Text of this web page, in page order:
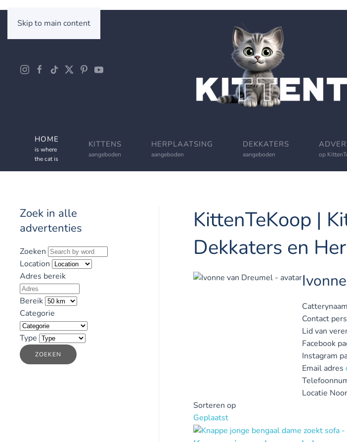
Skip to main content
HOME
is where
the cat is
KITTENS
aangeboden
HERPLAATSING
aangeboden
DEKKATERS
aangeboden op
KittenTeKoop |
Dekkaters en
Catterynaam
Contact
Lid van
Facebook
Instagram
Email adres
Locatie
Sorteren op
Geplaatst
Zoek in alle
advertenties
Zoeken
Location
Adres bereik
Bereik
Categorie
Type
ZOEKEN